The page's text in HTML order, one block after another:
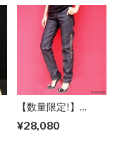
【数量限定!】
トレート ブラック
¥28,080